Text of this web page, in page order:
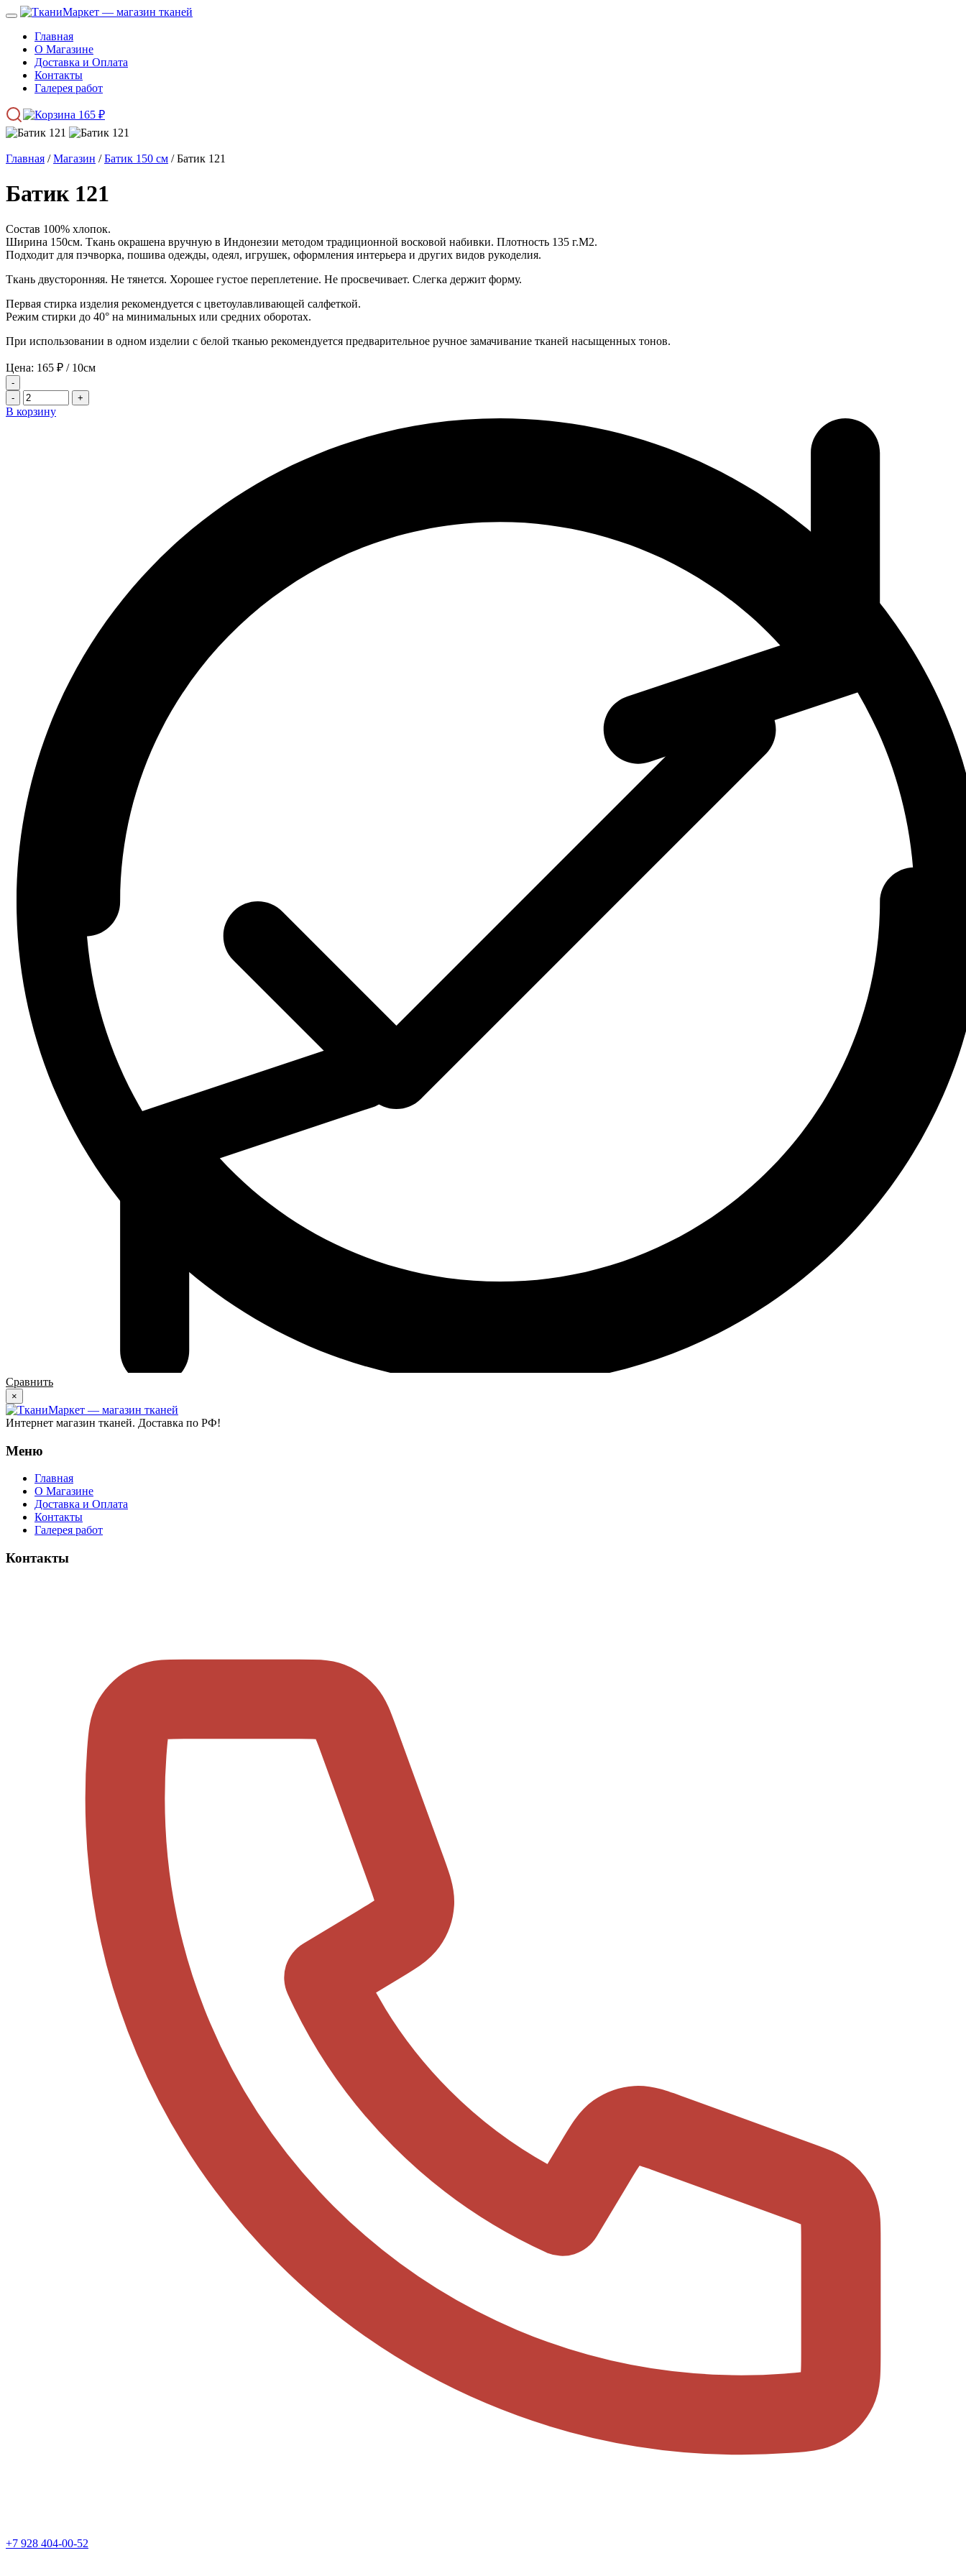
Главная
О Магазине
Доставка и Оплата
Контакты
Галерея работ
165 ₽
Главная /Магазин /Батик 150 см / Батик 121
Батик 121
Состав 100% хлопок.
Ширина 150см. Ткань окрашена вручную в Индонезии методом традиционной восковой набивки. Плотность 135 г.М2.
Подходит для пэчворка, пошива одежды, одеял, игрушек, оформления интерьера и других видов рукоделия.
Ткань двусторонняя. Не тянется. Хорошее густое переплетение. Не просвечивает. Слегка держит форму.
Первая стирка изделия рекомендуется с цветоулавливающей салфеткой.
Режим стирки до 40° на минимальных или средних оборотах.
При использовании в одном изделии с белой тканью рекомендуется предварительное ручное замачивание тканей насыщенных тонов.
Цена: 165 ₽ / 10см
-
-
+
В корзину
Сравнить
×
Интернет магазин тканей. Доставка по РФ!
Меню
Главная
О Магазине
Доставка и Оплата
Контакты
Галерея работ
Контакты
+7 928 404-00-52